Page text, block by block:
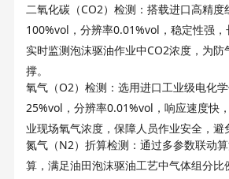
二氧化碳（ CO2）检测：搭载进口高精度
100%vol ，分辨率0.01%vol ，稳定性强
实时监测泡沫驱油作业中CO2浓度，为防
撑。
氧气（ O2）检测：选用进口工业级电化
25%vol ，分辨率0.01%vol ，响应速度快
业现场氧气浓度，保障人员作业安全，避
氮气（ N2）折算检测：通过多参数联动
算，满足油田泡沫驱油工艺中气体组分比